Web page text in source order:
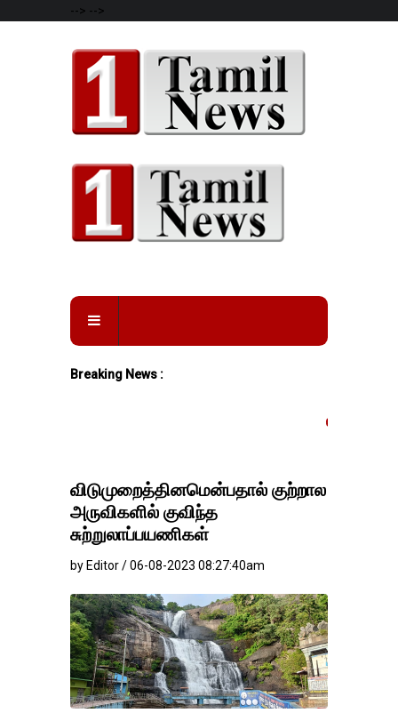
--> -->
Breaking News :
தங்கம்-வெள்ளி விலை
விடுமுறைத்தினமென்பதால் குற்றால
அருவிகளில் குவிந்த
சுற்றுலாப்பயணிகள்
by Editor / 06-08-2023 08:27:40am